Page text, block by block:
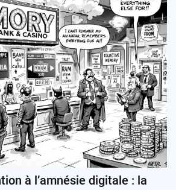
à l’amnésie digitale : la